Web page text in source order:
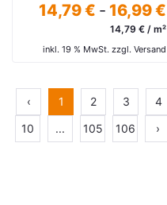
14,79 € - 16,99 €
14,79 € / m²
inkl. 19 % MwSt. zzgl. Versand
‹ 1 2 3 4
10
... 105 106 ›